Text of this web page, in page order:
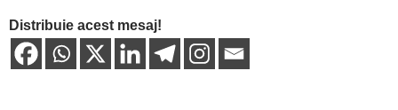
Distribuie acest mesaj!